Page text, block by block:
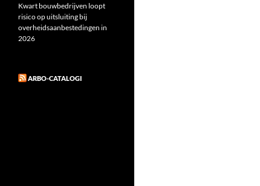
Kwart bouwbedrijven loopt
risico op uitsluiting bij
overheidsaanbestedingen in
2026
ARBO-CATALOGI